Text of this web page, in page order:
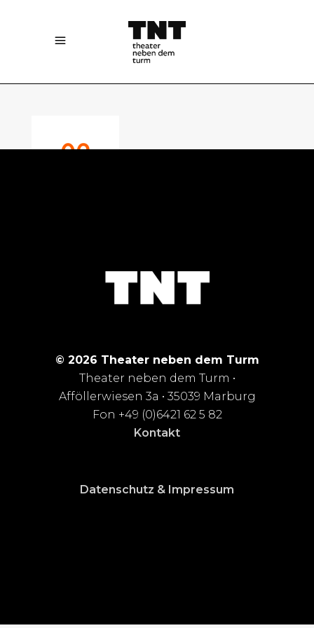
06
© 2026 Theater neben dem Turm
Theater neben dem Turm •
Afföllerwiesen 3a • 35039 Marburg
Fon +49 (0)6421 62 5 82
Kontakt
Datenschutz & Impressum